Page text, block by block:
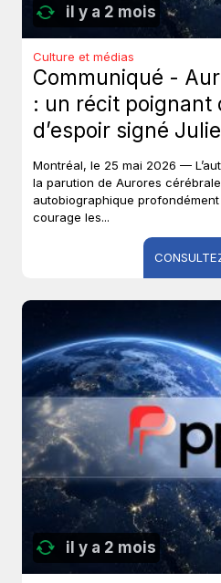
il y a 2 mois
Culture et médias
Communiqué -
: un récit poignant
d’espoir signé
Montréal, le 25 mai 2026 —
la parution de Aurores
autobiographique
courage les...
il y a 2 mois